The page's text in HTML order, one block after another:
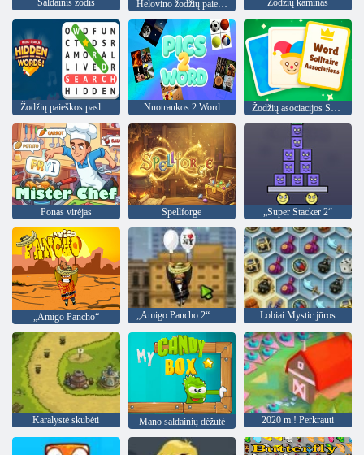
Saldainis žodis Helovino žodžių paieška Žodžių kaminas
Žodžių paieškos paslėpti žodžiai Nuotraukos 2 Word Žodžių asociacijos Solitaire
Ponas virėjas Spellforge „Super Stacker 2“
„Amigo Pancho“ „Amigo Pancho 2“: Niujorko vakarėlis Lobiai Mystic jūros
Karalystė skubėti Mano saldainių dėžutė 2020 m.! Perkrauti